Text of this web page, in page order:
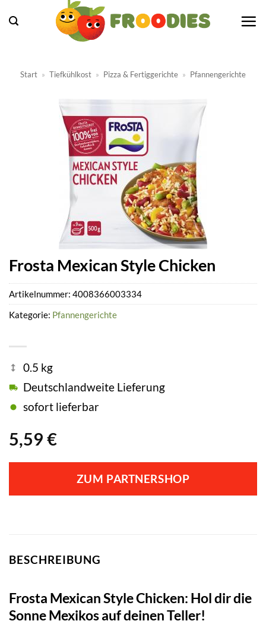
Inhalt
Start » Tiefkühlkost » Pizza & Fertiggerichte » Pfannengerichte
Frosta Mexican Style Chicken
5,59 €
0.5 kg
Deutschlandweite Lieferung
sofort lieferbar
ZUM PARTNERSHOP
Artikelnummer: 4008366003334
Kategorie: Pfannengerichte
BESCHREIBUNG
Frosta Mexican Style Chicken: Hol dir die
Sonne Mexikos auf deinen Teller!